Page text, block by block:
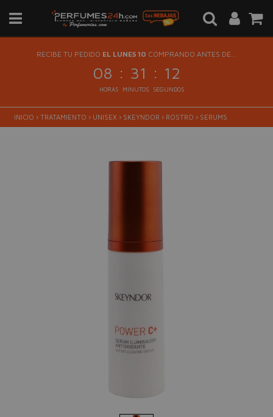
RECIBE TU PEDIDO EL LUNES 10 COMPRANDO ANTES DE...
08 : 31 : 12
HORAS MINUTOS SEGUNDOS
INICIO › TRATAMIENTO › UNISEX › SKEYNDOR › ROSTRO › SERUMS